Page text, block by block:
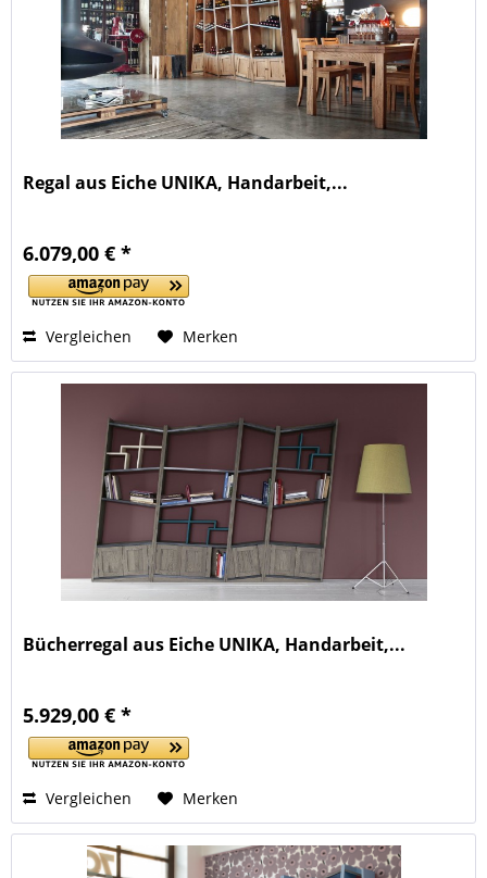
Regal aus Eiche UNIKA, Handarbeit,...
6.079,00 € *
Vergleichen Merken
Bücherregal aus Eiche UNIKA, Handarbeit,...
5.929,00 € *
Vergleichen Merken